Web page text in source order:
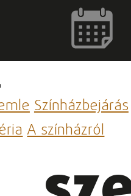
Színházbejárás
A színházról